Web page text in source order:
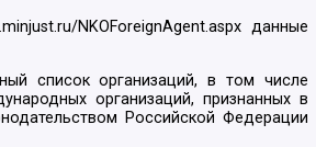
NKOForeignAgent.aspxданные
список организаций, в том числе
организаций, признанных в
Российской Федерации